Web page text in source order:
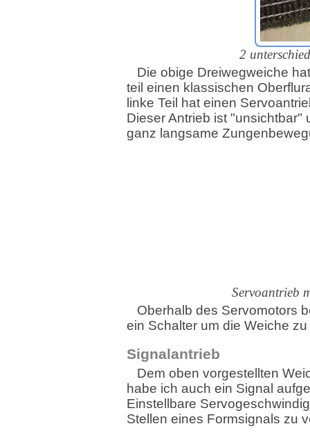
2
Die obige Dreiwegweiche
teil einen klassischen
linke Teil hat einen
Dieser Antrieb ist "unsichtbar"
ganz langsame
Servoantrieb
Oberhalb des Servomotors
ein Schalter um die Weiche
Signalantrieb
Dem oben vorgestellten
habe ich auch ein Signal
Einstellbare
Stellen eines Formsignals zu